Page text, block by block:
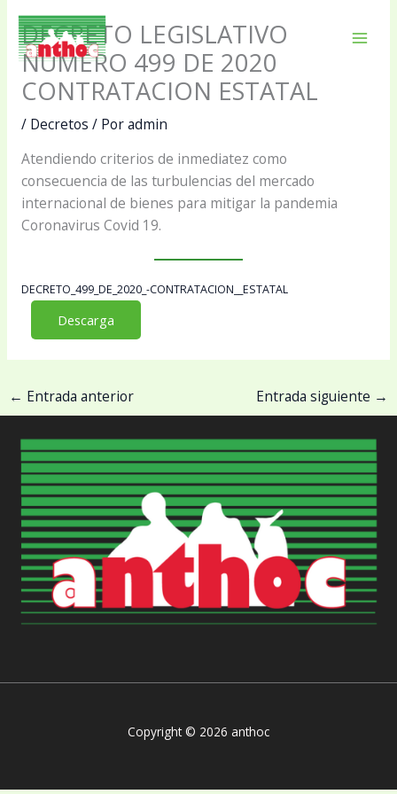
contenido
DECRETO LEGISLATIVO
NÚMERO 499 DE 2020
CONTRATACION ESTATAL
/ Decretos / Poradmin
Atendiendo criterios de inmediatez como
consecuencia de las turbulencias del mercado
internacional de bienes para mitigar la pandemia
Coronavirus Covid 19.
DECRETO_499_DE_2020_-CONTRATACION__ESTATAL
Descarga
← Entrada anterior Entrada siguiente →
Copyright © 2026 anthoc